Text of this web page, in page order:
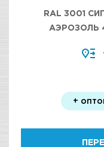
RAL 3001
АЭРОЗОЛЬ
+